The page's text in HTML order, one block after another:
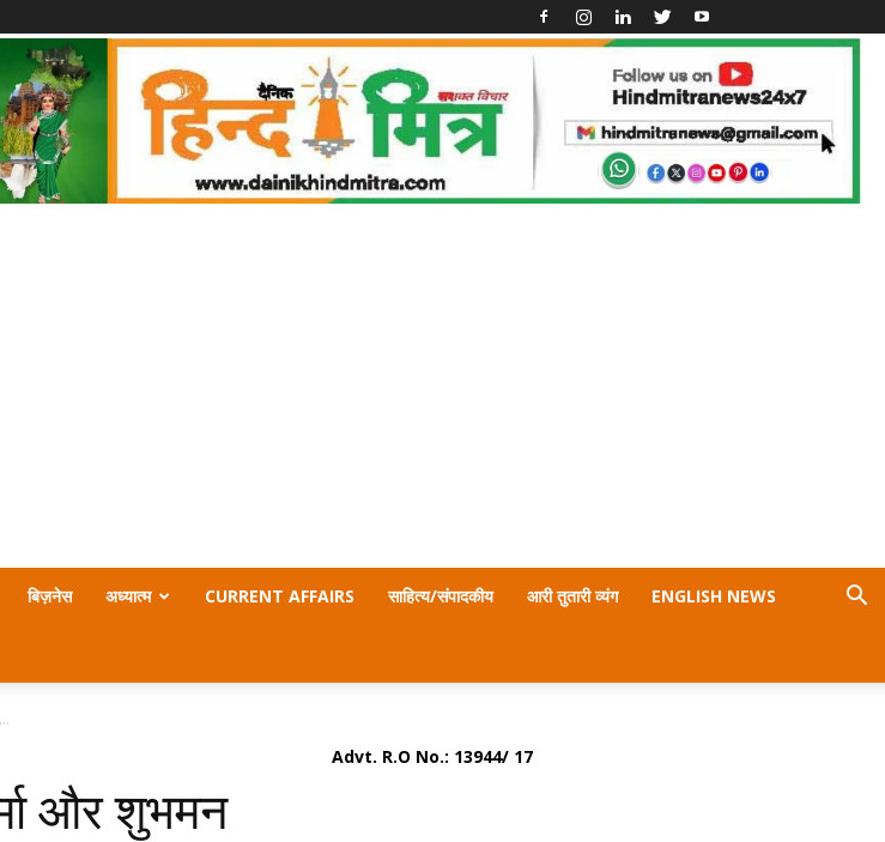
बिज़नेस अध्यात्म CURRENT AFFAIRS साहित्य/संपादकीय आरी तुतारी व्यंग ENGLISH NEWS
और शुभमन
Advt. R.O No.: 13944/ 17